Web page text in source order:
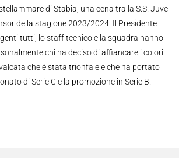
di Stabia, una cena tra la S.S. Juve
della stagione 2023/2024. Il Presidente
tutti, lo staff tecnico e la squadra hanno
chi ha deciso di affiancare i colori
che è stata trionfale e che ha portato
di Serie C e la promozione in Serie B.